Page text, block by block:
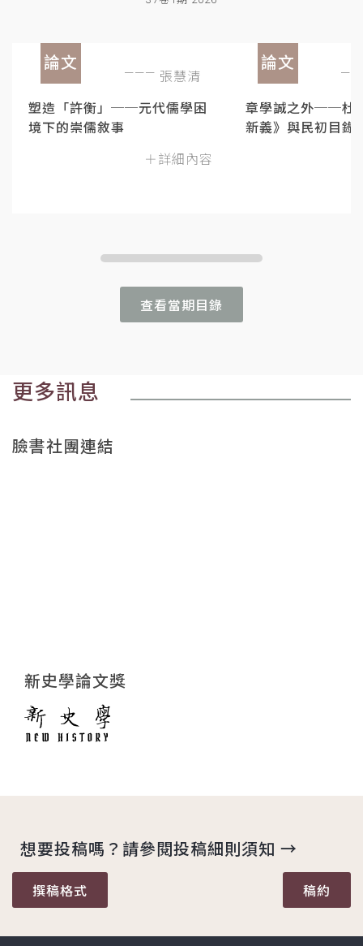
論文
張慧清
塑造「許衡」──元代儒學困
境下的崇儒敘事
＋詳細內容
論文
章學誠之外──杜
新義》與民初目錄
查看當期目錄
更多訊息
臉書社團連結
新史學論文獎
想要投稿嗎？請參閱投稿細則須知 →
撰稿格式 稿約